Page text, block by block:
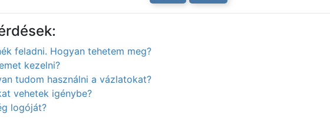
feladni. Hogyan tehetem meg?
kezelni?
tudom használni a vázlatokat?
vehetek igénybe?
logóját?